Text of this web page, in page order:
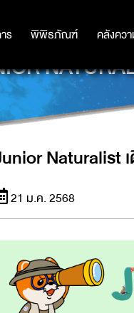
ร พิพิธภัณฑ์ คลังคว
ร พิพิธภัณฑ์ คลังคว
Naturalist
21 ม.ค. 2568